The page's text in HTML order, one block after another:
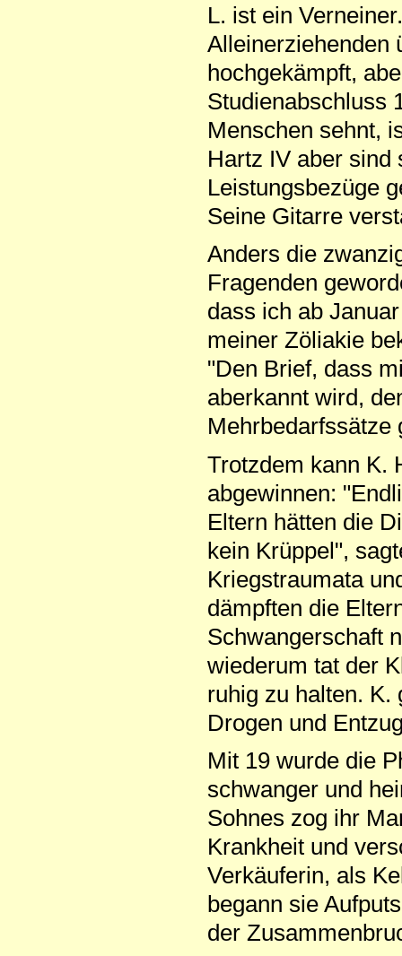
L. ist ein
Alleinerziehenden
hochgekämpft,
Studienabschluss
Menschen sehnt,
Hartz IV aber sind
Leistungsbezüge
Seine Gitarre
Anders die
Fragenden
dass ich ab
meiner Zöliakie
"Den Brief, dass
aberkannt wird,
Mehrbedarfssätze
Trotzdem kann K.
abgewinnen:
Eltern hätten die
kein Krüppel",
Kriegstraumata
dämpften die
Schwangerschaft
wiederum tat der
ruhig zu halten. K.
Drogen und
Mit 19 wurde die
schwanger und
Sohnes zog ihr
Krankheit und
Verkäuferin, als
begann sie
der